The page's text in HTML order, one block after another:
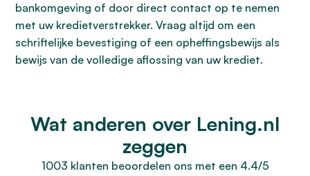
bankomgeving of door direct contact op te nemen
met uw kredietverstrekker. Vraag altijd om een
schriftelijke bevestiging of een opheffingsbewijs als
bewijs van de volledige aflossing van uw krediet.
Wat anderen over Lening.nl
zeggen
1003 klanten beoordelen ons met een 4.4/5